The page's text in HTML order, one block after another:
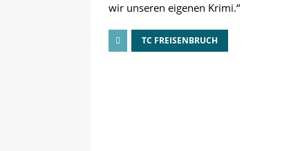
wir unseren eigenen Krimi.“
TC FREISENBRUCH